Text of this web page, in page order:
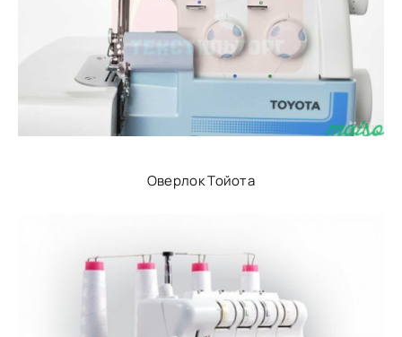
Оверлок Тойота